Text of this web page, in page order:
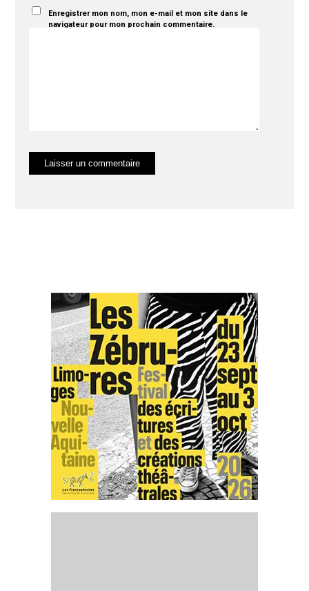
Enregistrer mon nom, mon e-mail et mon site dans le
navigateur pour mon prochain commentaire.